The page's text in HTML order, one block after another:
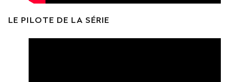
LE PILOTE DE LA SÉRIE